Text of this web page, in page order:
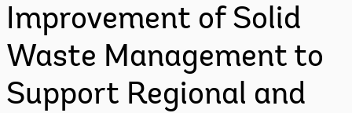
Improvement of Solid
Waste Management to
Support Regional and